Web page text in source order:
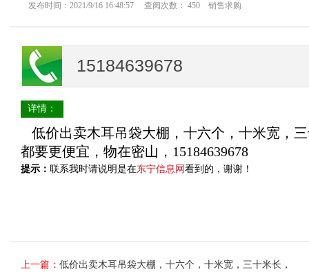
发布时间：2021/9/16 16:48:57 查阅次数： 450 销售求购
15184639678
详情：
低价出卖木耳吊袋大棚，十六个，十米宽，
都要更便宜，物在密山，15184639678
提示： 联系我时请说明是在东宁信息网 看到的，谢谢！
上一篇： 低价出卖木耳吊袋大棚，十六个，十米宽，三十米长，